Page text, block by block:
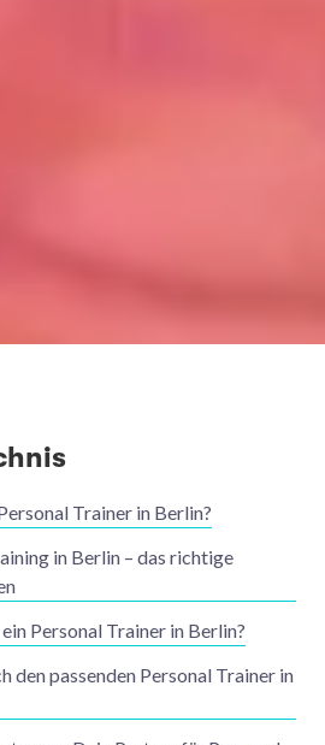
Trainer in Berlin?
in Berlin – das richtige
Personal Trainer in Berlin?
den passenden Personal Trainer in